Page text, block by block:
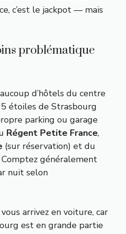
c’est le jackpot — mais
problématique
d’hôtels du centre
étoiles de Strasbourg
parking ou garage
Régent Petite France,
(sur réservation) et du
Comptez généralement
nuit selon
arrivez en voiture, car
est en grande partie